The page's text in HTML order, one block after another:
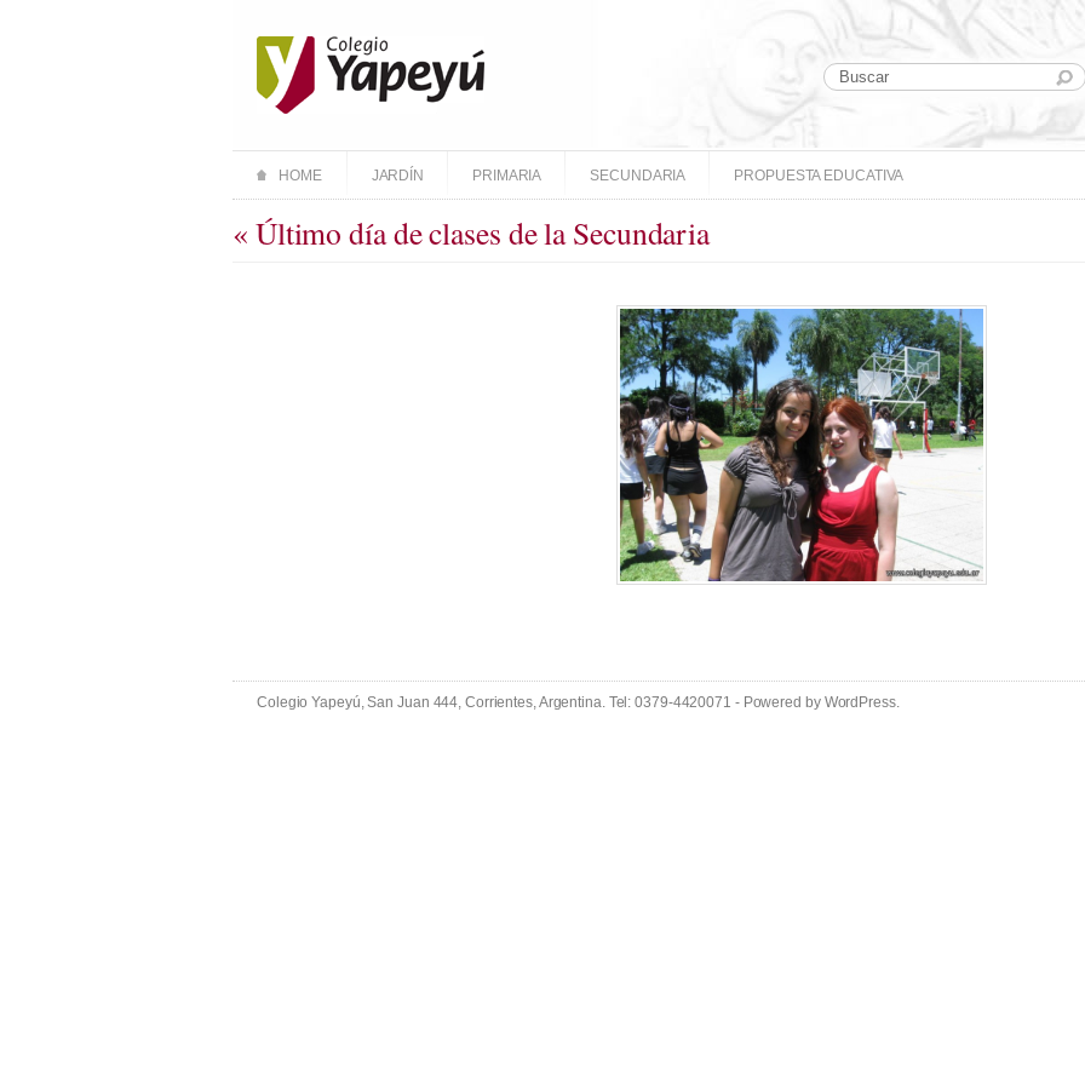
HOME JARDÍN PRIMARIA SECUNDARIA PROPUESTA EDUCATIVA
« Último día de clases de la Secundaria
Colegio Yapeyú, San Juan 444, Corrientes, Argentina. Tel: 0379-4420071 - Powered by WordPress.